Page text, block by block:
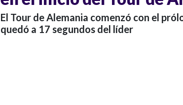
El Tour de Alemania comenzó con el
quedó a 17 segundos del líder